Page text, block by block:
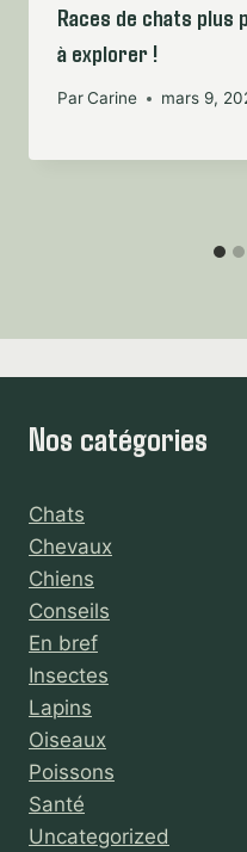
Races de chats plus
à explorer !
ParCarine mars 9,
Nos catégories
Chats
Chevaux
Chiens
Conseils
En bref
Insectes
Lapins
Oiseaux
Poissons
Santé
Uncategorized